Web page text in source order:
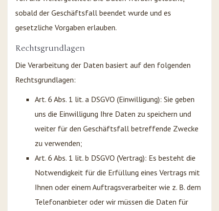
sobald der Geschäftsfall beendet wurde und es
gesetzliche Vorgaben erlauben.
Rechtsgrundlagen
Die Verarbeitung der Daten basiert auf den folgenden
Rechtsgrundlagen:
Art. 6 Abs. 1 lit. a DSGVO (Einwilligung): Sie geben
uns die Einwilligung Ihre Daten zu speichern und
weiter für den Geschäftsfall betreffende Zwecke
zu verwenden;
Art. 6 Abs. 1 lit. b DSGVO (Vertrag): Es besteht die
Notwendigkeit für die Erfüllung eines Vertrags mit
Ihnen oder einem Auftragsverarbeiter wie z. B. dem
Telefonanbieter oder wir müssen die Daten für